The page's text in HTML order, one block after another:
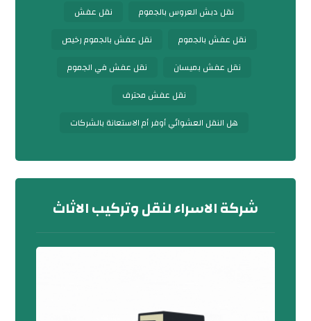
نقل دبش العروس بالجموم
نقل عفش
نقل عفش بالجموم
نقل عفش بالجموم رخيص
نقل عفش بميسان
نقل عفش في الجموم
نقل عفش محترف
هل النقل العشوائي أوفر أم الاستعانة بالشركات
شركة الاسراء لنقل وتركيب الاثاث